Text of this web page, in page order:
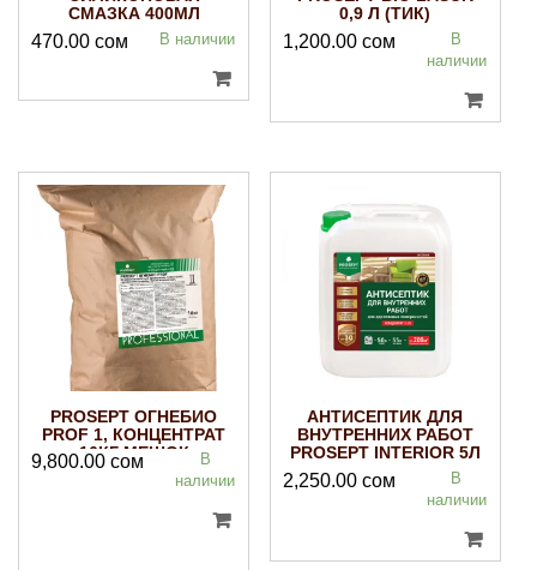
СМАЗКА 400МЛ
470.00 сом В наличии
0,9 Л (ТИК)
1,200.00 сом
В
наличии
PROSEPT ОГНЕБИО
PROF 1, КОНЦЕНТРАТ
16КГ МЕШОК
9,800.00 сом
В
наличии
АНТИСЕПТИК ДЛЯ
ВНУТРЕННИХ РАБОТ
PROSEPT INTERIOR 5Л
2,250.00 сом
В
наличии